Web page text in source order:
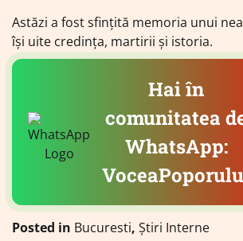
Astăzi a fost sfințită memoria unui
își uite credința, martirii și istoria.
Hai în
comunitatea
WhatsApp:
Posted in Bucuresti, Știri Interne